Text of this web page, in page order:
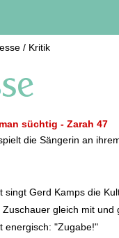
/ Kritik
süchtig - Zarah 47
die Sängerin an
singt Gerd Kamps die
Zuschauer gleich mit
energisch: "Zugabe!"